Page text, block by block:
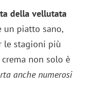
della vellutata
un piatto sano,
le stagioni più
non solo è
anche numerosi